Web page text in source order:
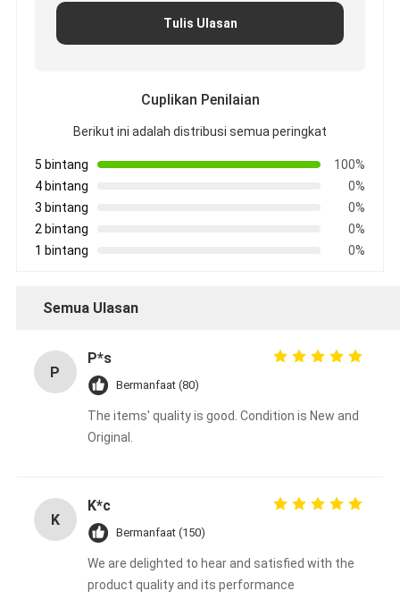
Tulis Ulasan
Cuplikan Penilaian
Berikut ini adalah distribusi semua peringkat
5 bintang
100%
4 bintang
0%
3 bintang
0%
2 bintang
0%
1 bintang
0%
Semua Ulasan
P
P*s
Bermanfaat (80)
The items' quality is good. Condition is New and
Original.
K
K*c
Bermanfaat (150)
We are delighted to hear and satisfied with the
product quality and its performance